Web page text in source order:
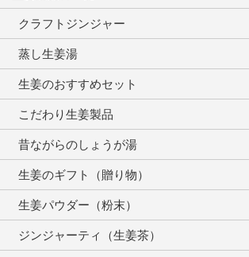
クラフトジンジャー
蒸し生姜湯
生姜のおすすめセット
こだわり生姜製品
昔ながらのしょうが湯
生姜のギフト（贈り物）
生姜パウダー（粉末）
ジンジャーティ（生姜茶）